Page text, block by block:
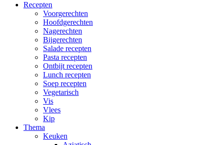
Recepten
Voorgerechten
Hoofdgerechten
Nagerechten
Bijgerechten
Salade recepten
Pasta recepten
Ontbijt recepten
Lunch recepten
Soep recepten
Vegetarisch
Vis
Vlees
Kip
Thema
Keuken